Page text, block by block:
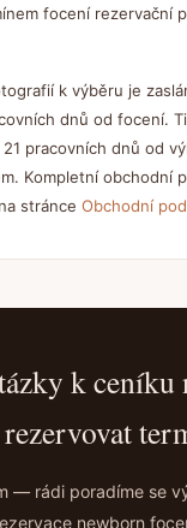
focení rezervační
k výběru je
dnů od focení.
21 pracovních dnů od
Kompletní obchodní
stránce Obchodní
k ceníku
rezervovat
— rádi poradíme se
newborn